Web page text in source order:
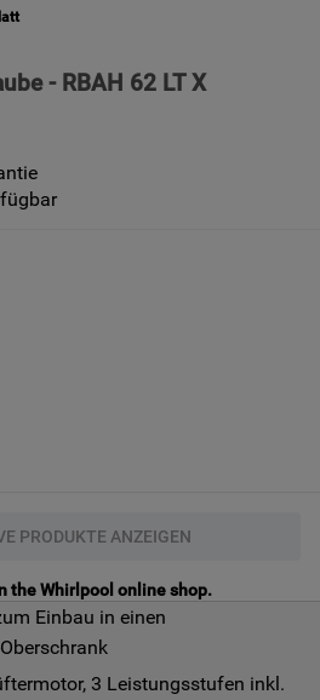
- RBAH 62 LT X
PRODUKTE ANZEIGEN
the Whirlpool online shop.
Einbau in einen
3 Leistungsstufen inkl.
ICH WILL
EINSTELLEN. Wenn
werden nur